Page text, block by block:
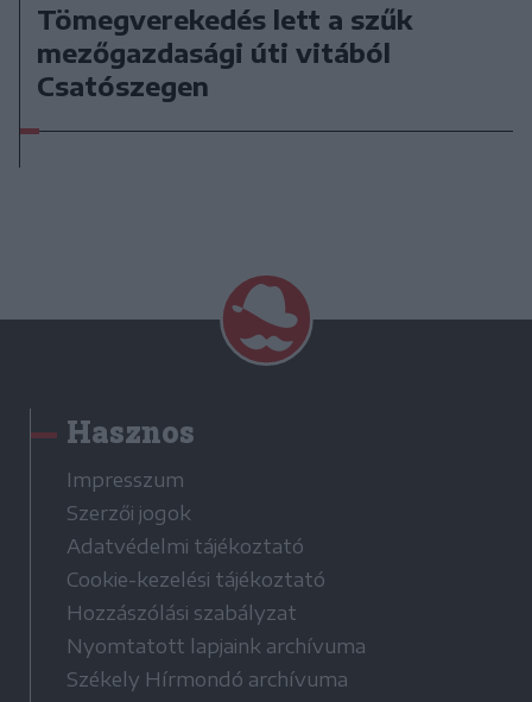
Tömegverekedés lett a szűk
mezőgazdasági úti vitából
Csatószegen
Hasznos
Impresszum
Szerzői jogok
Adatvédelmi tájékoztató
Cookie-kezelési tájékoztató
Hozzászólási szabályzat
Nyomtatott lapjaink archívuma
Székely Hírmondó archívuma